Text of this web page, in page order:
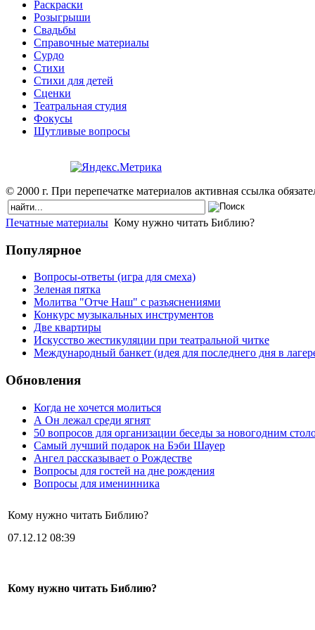
Раскраски
Розыгрыши
Свадьбы
Справочные материалы
Сурдо
Стихи
Стихи для детей
Сценки
Театральная студия
Фокусы
Шутливые вопросы
© 2000 г. При перепечатке материалов активная ссылка
Печатные материалы Кому нужно читать Библию?
Популярное
Вопросы-ответы (игра для смеха)
Зеленая пятка
Молитва "Отче Наш" с разъяснениями
Конкурс музыкальных инструментов
Две квартиры
Искусство жестикуляции при театральной читке
Международный банкет (идея для последнего дня в
Обновления
Когда не хочется молиться
А Он лежал среди ягнят
50 вопросов для организации беседы за новогодним
Самый лучший подарок на Бэби Шауер
Ангел рассказывает о Рождестве
Вопросы для гостей на дне рождения
Вопросы для именинника
Кому нужно читать Библию?
07.12.12 08:39
Кому нужно читать Библию?